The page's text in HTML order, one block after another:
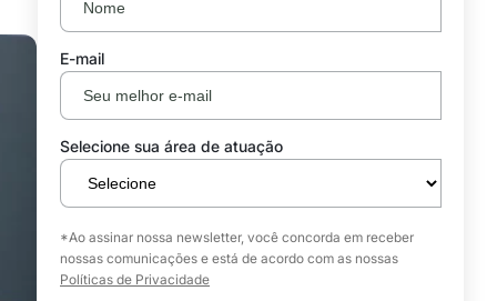
E-mail
Selecione sua área de atuação
*Ao assinar nossa newsletter, você concorda em receber
nossas comunicações e está de acordo com as nossas
Políticas de Privacidade